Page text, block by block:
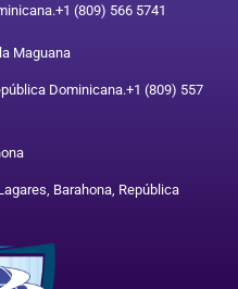
+1 (809) 566 5741
Maguana
Dominicana.+1 (809) 557
Barahona, República